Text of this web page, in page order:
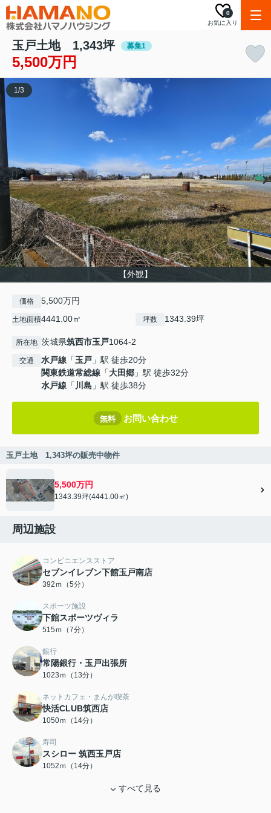
お気に入り
0
玉戸土地 1,343坪 募集1
5,500万円
【外観】
1/3
価格 5,500万円
土地面積4441.00㎡ 坪数 1343.39坪
所在地 茨城県筑西市玉戸1064-2
交通 水戸線 「玉戸 」駅 徒歩20分
関東鉄道常総線 「大田郷 」駅 徒歩32分
水戸線 「 川島 」駅 徒歩38分
無料 お問い合わせ
玉戸土地 1,343坪の販売中物件
5,500万円
1343.39坪(4441.00㎡)
周辺施設
コンビニエンスストア
セブンイレブン下館玉戸南店
392ｍ（5分）
スポーツ施設
下館スポーツヴィラ
515ｍ（7分）
銀行
常陽銀行・玉戸出張所
1023ｍ（13分）
ネットカフェ・まんが喫茶
快活CLUB筑西店
1050ｍ（14分）
寿司
スシロー 筑西玉戸店
1052ｍ（14分）
すべて見る